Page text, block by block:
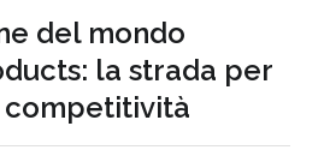
del mondo
la strada per